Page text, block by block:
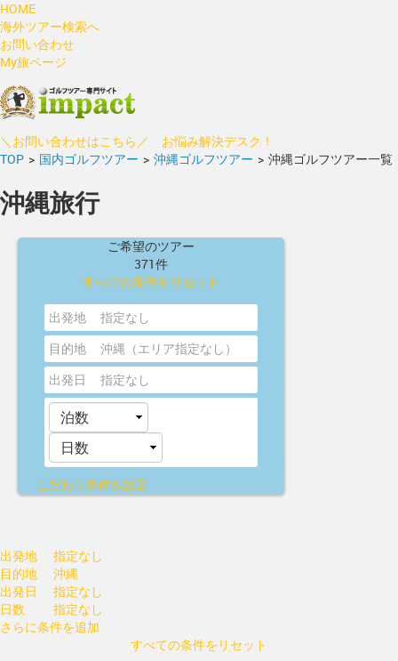
HOME
海外ツアー検索へ
お問い合わせ
My旅ページ
＼お問い合わせはこちら／ お悩み解決デスク！
TOP > 国内ゴルフツアー > 沖縄ゴルフツアー > 沖縄ゴルフツアー一覧
沖縄旅行
ご希望のツアー
371件
すべての条件をリセット
出発地
指定なし
目的地
沖縄（エリア指定なし）
出発日
指定なし
こだわり条件を設定
出発地
指定なし
目的地
沖縄
出発日
指定なし
日数
指定なし
さらに条件を追加
すべての条件をリセット